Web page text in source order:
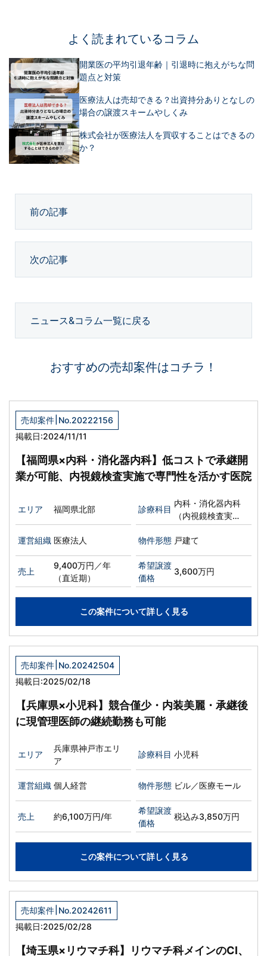
よく読まれているコラム
開業医の平均引退年齢｜引退時に抱えがちな問
題点と対策
医療法人は売却できる？出資持分ありとなしの
場合の譲渡スキームやしくみ
株式会社が医療法人を買収することはできるの
か？
前の記事
次の記事
ニュース&コラム一覧に戻る
おすすめの売却案件はコチラ！
売却案件 No.20222156
掲載日:2024/11/11
【福岡県×内科・消化器内科】低コストで承継開
業が可能、内視鏡検査実施で専門性を活かす医院
エリア 福岡県北部 診療科目
内科・消化器内科
（内視鏡検査実施
可能）
運営組織 医療法人 物件形態 戸建て
売上
9,400万円／年
（直近期）
希望譲渡
価格
3,600万円
この案件について詳しく見る
売却案件 No.20242504
掲載日:2025/02/18
【兵庫県×小児科】競合僅少・内装美麗・承継後
に現管理医師の継続勤務も可能
エリア
兵庫県神戸市エリ
ア
診療科目 小児科
運営組織 個人経営 物件形態 ビル／医療モール
売上 約6,100万円/年
希望譲渡
価格
税込み3,850万円
この案件について詳しく見る
売却案件 No.20242611
掲載日:2025/02/28
【埼玉県×リウマチ科】リウマチ科メインのCl、